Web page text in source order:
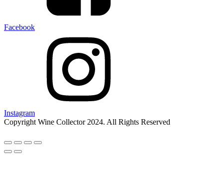
Facebook
Instagram
Copyright Wine Collector 2024. All Rights Reserved